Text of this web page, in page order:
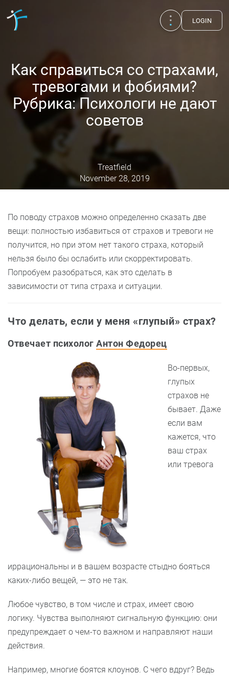
Publications
Therapists
LOGIN
Как справиться со страхами,
тревогами и фобиями?
Рубрика: Психологи не дают
советов
Treatfield
November 28, 2019
По поводу страхов можно определенно сказать две
вещи: полностью избавиться от страхов и тревоги не
получится, но при этом нет такого страха, который
нельзя было бы ослабить или скорректировать.
Попробуем разобраться, как это сделать в
зависимости от типа страха и ситуации.
Что делать, если у меня «глупый» страх?
Отвечает психолог Антон Федорец
Во-первых,
глупых
страхов не
бывает. Даже
если вам
кажется, что
ваш страх
или тревога
иррациональны и в вашем возрасте стыдно бояться
каких-либо вещей, — это не так.
Любое чувство, в том числе и страх, имеет свою
логику. Чувства выполняют сигнальную функцию: они
предупреждает о чем-то важном и направляют наши
действия.
Например, многие боятся клоунов. С чего вдруг? Ведь